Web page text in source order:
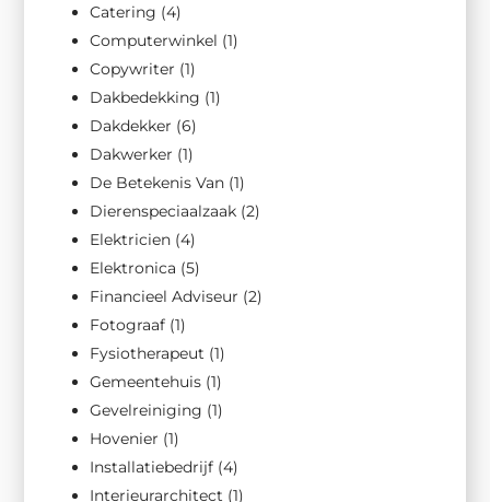
Catering (4)
Computerwinkel (1)
Copywriter (1)
Dakbedekking (1)
Dakdekker (6)
Dakwerker (1)
De Betekenis Van (1)
Dierenspeciaalzaak (2)
Elektricien (4)
Elektronica (5)
Financieel Adviseur (2)
Fotograaf (1)
Fysiotherapeut (1)
Gemeentehuis (1)
Gevelreiniging (1)
Hovenier (1)
Installatiebedrijf (4)
Interieurarchitect (1)